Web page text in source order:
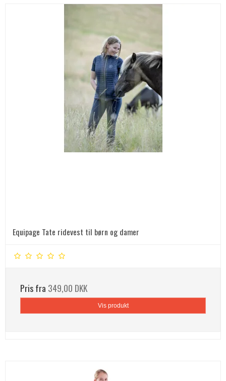
Equipage Tate ridevest til børn og damer
Pris fra 349,00 DKK
Vis produkt